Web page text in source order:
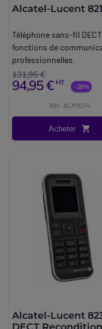
Alcatel-Lucent
Téléphone sans-fil
fonctions de
professionnelles.
131,95 €
94,95 € HT -28%
Réf: ALM8214
Acheter
Alcatel-Lucent